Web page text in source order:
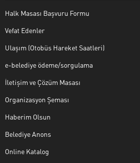
Halk Masası Başvuru Formu
Vefat Edenler
Ulaşım (Otobüs Hareket Saatleri)
e-belediye ödeme/sorgulama
İletişim ve Çözüm Masası
Organizasyon Şeması
Haberim Olsun
Belediye Anons
Online Katalog